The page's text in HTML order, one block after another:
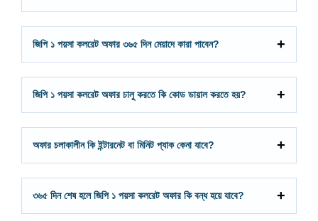
জিপি ১ পয়সা কলরেট অফার ৩৬৫ দিন মেয়াদে কারা পাবেন?
জিপি ১ পয়সা কলরেট অফার চালু করতে কি কোড ডায়াল করতে হয়?
অফার চলাকালীন কি ইন্টারনেট বা মিনিট প্যাক কেনা যাবে?
৩৬৫ দিন শেষ হলে জিপি ১ পয়সা কলরেট অফার কি বন্ধ হয়ে যাবে?